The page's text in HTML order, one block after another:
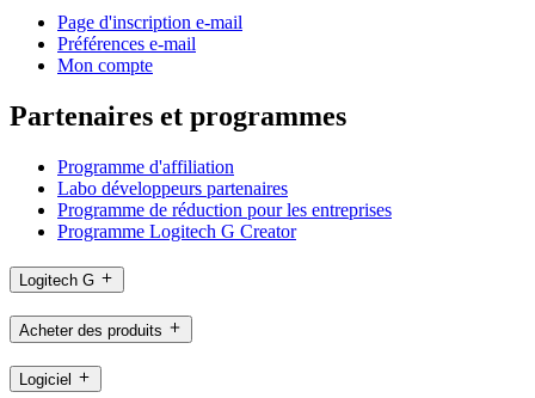
Page d'inscription e-mail
Préférences e-mail
Mon compte
Partenaires et programmes
Programme d'affiliation
Labo développeurs partenaires
Programme de réduction pour les entreprises
Programme Logitech G Creator
Logitech G
Acheter des produits
Logiciel